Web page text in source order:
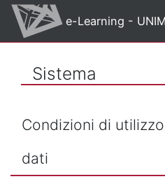
Vai al contenuto principale
e-Learning -
Sistema
Condizioni di
dati